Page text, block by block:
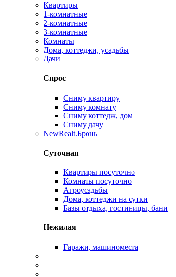
Квартиры
1-комнатные
2-комнатные
3-комнатные
Комнаты
Дома, коттеджи, усадьбы
Дачи
Спрос
Сниму квартиру
Сниму комнату
Сниму коттедж, дом
Сниму дачу
NewRealt.Бронь
Суточная
Квартиры посуточно
Комнаты посуточно
Агроусадьбы
Дома, коттеджи на сутки
Базы отдыха, гостиницы, бани
Нежилая
Гаражи, машиноместа